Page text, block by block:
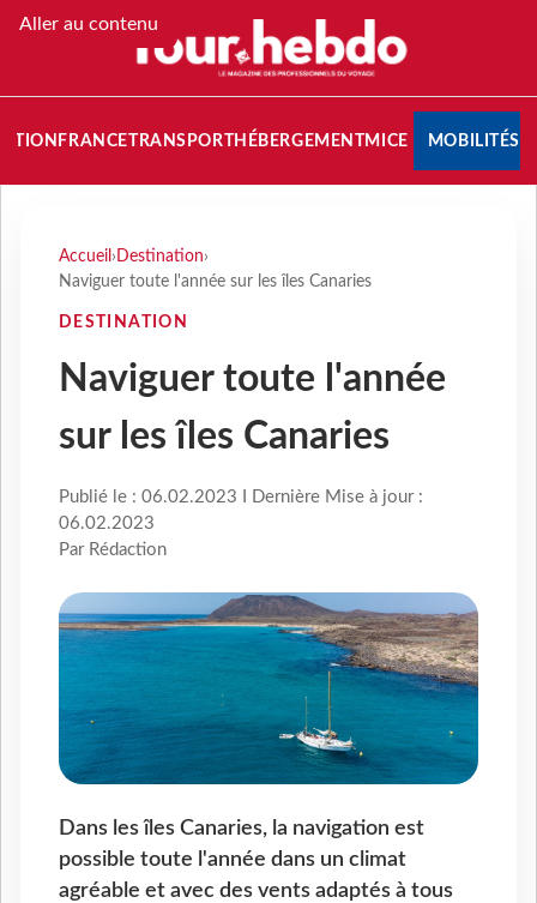
Aller au contenu
FRANCETRANSPORT HÉBERGEMENTMICE MOBILITÉS
Accueil › Destination›
Naviguer toute l'année sur les îles Canaries
DESTINATION
Naviguer toute l'année
sur les îles Canaries
Publié le : 06.02.2023 I Dernière Mise à jour :
06.02.2023
Par Rédaction
Dans les îles Canaries, la navigation est
possible toute l'année dans un climat
agréable et avec des vents adaptés à tous